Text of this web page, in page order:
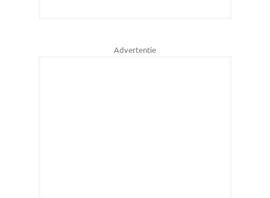
Advertentie